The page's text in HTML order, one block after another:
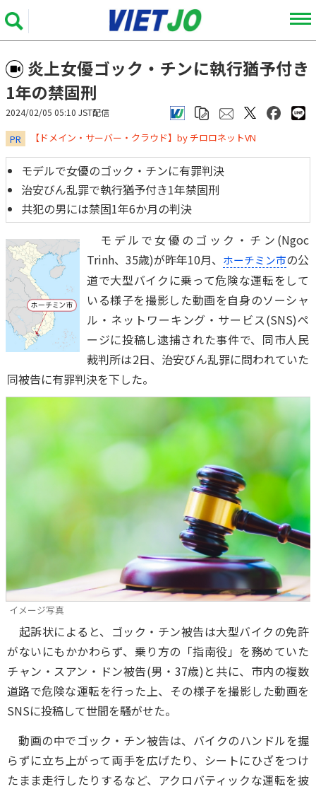
炎上女優ゴック・チンに執行猶予付き
1年の禁固刑
2024/02/05 05:10 JST配信
PR ​​​​​​​【ドメイン・サーバー・クラウド】by チロロネットVN
モデルで女優のゴック・チンに有罪判決
治安びん乱罪で執行猶予付き1年禁固刑
共犯の男には禁固1年6か月の判決
モデルで女優のゴック・チン(Ngoc
Trinh、35歳)が昨年10月、 ホーチミン市の公
道で大型バイクに乗って危険な運転をして
いる様子を撮影した動画を自身のソーシャ
ル・ネットワーキング・サービス(SNS)ペ
ージに投稿し逮捕された事件で、同市人民
裁判所は2日、治安びん乱罪に問われていた
同被告に有罪判決を下した。
イメージ写真
起訴状によると、ゴック・チン被告は大型バイクの免許
がないにもかかわらず、乗り方の「指南役」を務めていた
チャン・スアン・ドン被告(男・37歳)と共に、市内の複数
道路で危険な運転を行った上、その様子を撮影した動画を
SNSに投稿して世間を騒がせた。
動画の中でゴック・チン被告は、バイクのハンドルを握
らずに立ち上がって両手を広げたり、シートにひざをつけ
たまま走行したりするなど、アクロバティックな運転を披